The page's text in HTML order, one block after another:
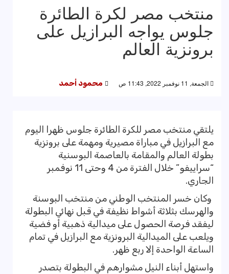
منتخب مصر لكرة الطائرة
جلوس يواجه البرازيل على
برونزية العالم
الجمعة, 11 نوفمبر 2022, 11:43 ص محمود أحمد
يلتقي منتخب مصر للكرة الطائرة جلوس ظهرا اليوم
مع البرازيل في مباراة مصيرية ومهمة على برونزية
بطولة العالم والمقامة بالعاصمة البوسنية
“سراييفو” خلال الفترة من 4 وحتى 11 نوفمبر
الجاري.
وكان خسر المنتخب الوطني من منتخب البوسنة
والهرسك بثلاثة أشواط نظيفة في قبل نهائي البطولة
ليفقد فرصة الحصول على ميدالية ذهبية أو فضية
ويلعب على الميدالية البرونزية مع البرازيل في تمام
الساعة الواحدة إلا ربع ظهر.
واستهل أبناء النيل مشوارهم في البطولة بتصدر